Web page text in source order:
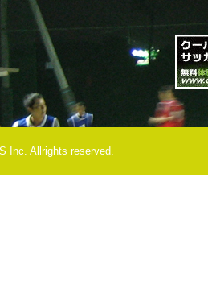
Inc. Allrights reserved.